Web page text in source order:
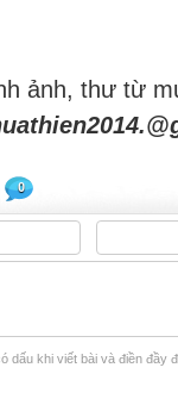
ảnh, thư từ
0
dấu khi viết bài và điền